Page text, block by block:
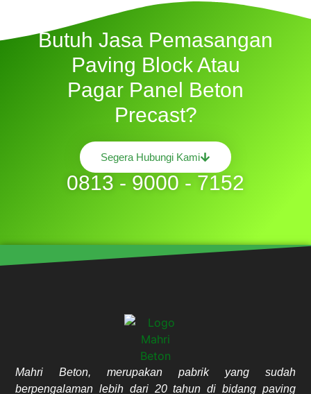
Butuh Jasa Pemasangan
Paving Block Atau
Pagar Panel Beton
Precast?
Segera Hubungi Kami
0813 - 9000 - 7152
Mahri Beton, merupakan pabrik yang sudah
berpengalaman lebih dari 20 tahun di bidang paving